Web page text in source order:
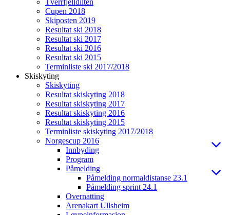
Tverrfjelldilten
Cupen 2018
Skiposten 2019
Resultat ski 2018
Resultat ski 2017
Resultat ski 2016
Resultat ski 2015
Terminliste ski 2017/2018
Skiskyting
Skiskyting
Resultat skiskyting 2018
Resultat skiskyting 2017
Resultat skiskyting 2016
Resultat skiskyting 2015
Terminliste skiskyting 2017/2018
Norgescup 2016
Innbyding
Program
Påmelding
Påmelding normaldistanse 23.1
Påmelding sprint 24.1
Overnatting
Arenakart Ullsheim